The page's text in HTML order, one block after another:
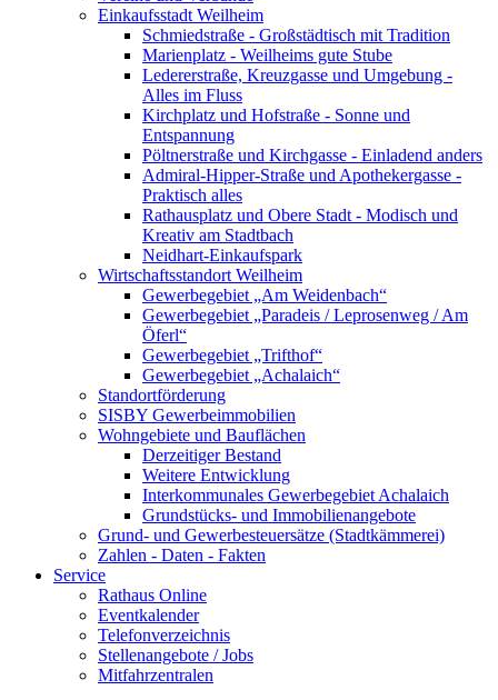
Einkaufsstadt Weilheim
Schmiedstraße - Großstädtisch mit Tradition
Marienplatz - Weilheims gute Stube
Ledererstraße, Kreuzgasse und Umgebung -
Alles im Fluss
Kirchplatz und Hofstraße - Sonne und
Entspannung
Pöltnerstraße und Kirchgasse - Einladend anders
Admiral-Hipper-Straße und Apothekergasse -
Praktisch alles
Rathausplatz und Obere Stadt - Modisch und
Kreativ am Stadtbach
Neidhart-Einkaufspark
Wirtschaftsstandort Weilheim
Gewerbegebiet „Am Weidenbach“
Gewerbegebiet „Paradeis / Leprosenweg / Am
Öferl“
Gewerbegebiet „Trifthof“
Gewerbegebiet „Achalaich“
Standortförderung
SISBY Gewerbeimmobilien
Wohngebiete und Bauflächen
Derzeitiger Bestand
Weitere Entwicklung
Interkommunales Gewerbegebiet Achalaich
Grundstücks- und Immobilienangebote
Grund- und Gewerbesteuersätze (Stadtkämmerei)
Zahlen - Daten - Fakten
Service
Rathaus Online
Eventkalender
Telefonverzeichnis
Stellenangebote / Jobs
Mitfahrzentralen